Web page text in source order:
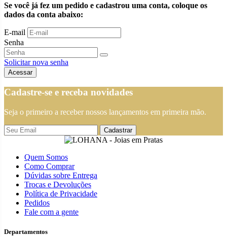
Se você já fez um pedido e cadastrou uma conta, coloque os
dados da conta abaixo:
E-mail
Senha
Solicitar nova senha
Cadastre-se e receba novidades
Seja o primeiro a receber nossos lançamentos em primeira mão.
Cadastrar
Quem Somos
Como Comprar
Dúvidas sobre Entrega
Trocas e Devoluções
Política de Privacidade
Pedidos
Fale com a gente
Departamentos